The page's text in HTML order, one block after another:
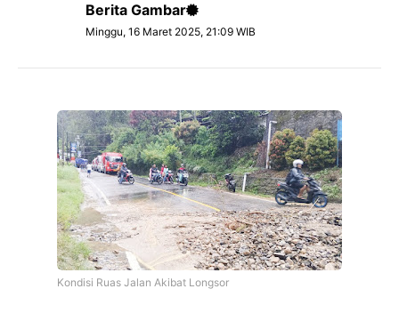
Berita Gambar
Minggu, 16 Maret 2025, 21:09 WIB
Kondisi Ruas Jalan Akibat Longsor